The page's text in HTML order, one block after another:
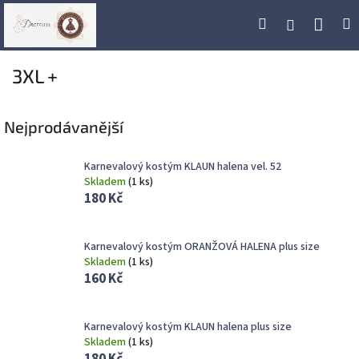
Přejít
Hledat Přihlášení
3XL +
Nejprodávanější
Karnevalový kostým KLAUN halena vel. 52
Skladem(1 ks)
180 Kč
Karnevalový kostým ORANŽOVÁ HALENA plus size
Skladem(1 ks)
160 Kč
Karnevalový kostým KLAUN halena plus size
Skladem(1 ks)